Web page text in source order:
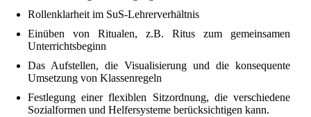
Rollenklarheit im SuS-Lehrerverhältnis
Einüben von Ritualen, z.B. Ritus zum gemeinsamen
Unterrichtsbeginn
Das Aufstellen, die Visualisierung und die konsequente
Umsetzung von Klassenregeln
Festlegung einer flexiblen Sitzordnung, die verschiedene
Sozialformen und Helfersysteme berücksichtigen kann.